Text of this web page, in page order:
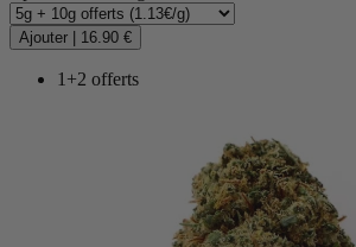
Ajouter 16.90 €
1+2 offerts